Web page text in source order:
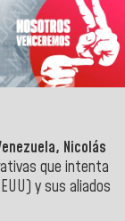
Nicolás
que intenta
y sus aliados